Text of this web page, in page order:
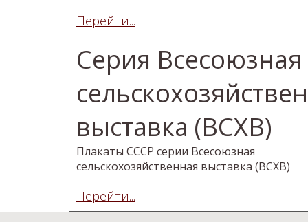
Перейти...
Серия Всесоюзная
выставка (ВСХВ)
Плакаты СССР серии Всесоюзная
сельскохозяйственная выставка (ВСХВ)
Перейти...